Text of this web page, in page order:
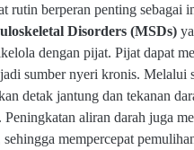
rutin berperan penting
Disorders (MSDs)
dengan pijat. Pijat dapat
sumber nyeri kronis. Melalui
detak jantung dan tekanan
aliran darah juga
mempercepat